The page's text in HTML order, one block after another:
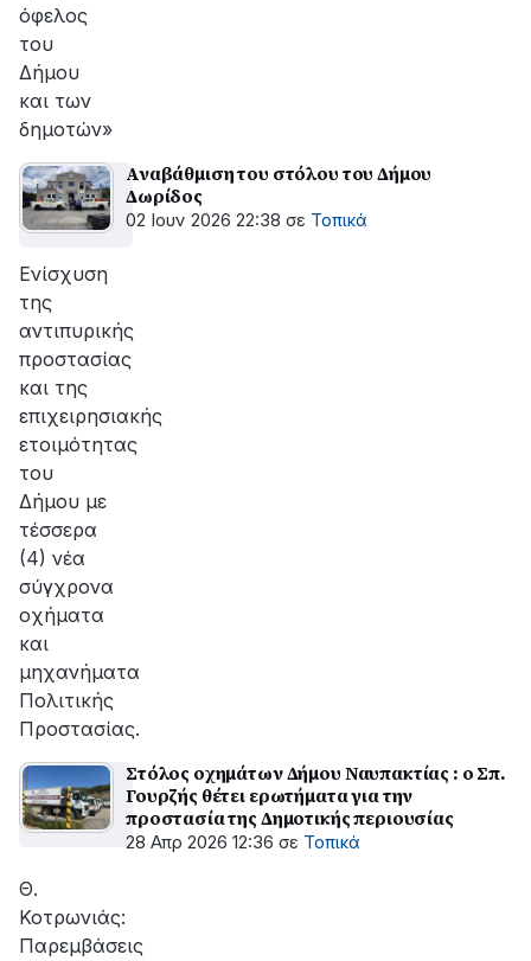
όφελος
του
Δήμου
και των
δημοτών»
Αναβάθμιση του στόλου του Δήμου
Δωρίδος
02 Ιουν 2026 22:38 σε Τοπικά
Ενίσχυση
της
αντιπυρικής
προστασίας
και της
επιχειρησιακής
ετοιμότητας
του
Δήμου με
τέσσερα
(4) νέα
σύγχρονα
οχήματα
και
μηχανήματα
Πολιτικής
Προστασίας.
Στόλος οχημάτων Δήμου Ναυπακτίας : ο Σπ.
Γουρζής θέτει ερωτήματα για την
προστασία της Δημοτικής περιουσίας
28 Απρ 2026 12:36 σε Τοπικά
Θ.
Κοτρωνιάς:
Παρεμβάσεις